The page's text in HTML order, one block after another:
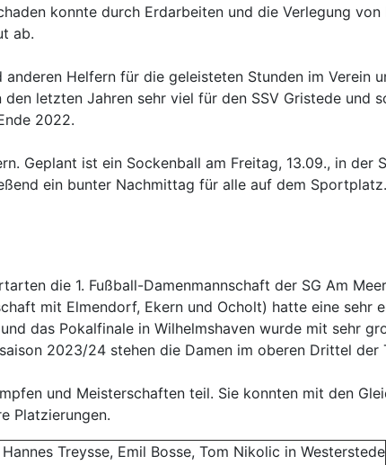
konnte durch Erdarbeiten und die Verlegung von
ab.
Helfern für die geleisteten Stunden im Verein
letzten Jahren sehr viel für den SSV Gristede und
2022.
Geplant ist ein Sockenball am Freitag, 13.09., in der
ein bunter Nachmittag für alle auf dem
die 1. Fußball-Damenmannschaft der SG Am
mit Elmendorf, Ekern und Ocholt) hatte eine sehr
das Pokalfinale in Wilhelmshaven wurde mit sehr
2023/24 stehen die Damen im oberen Drittel der
und Meisterschaften teil. Sie konnten mit den
Platzierungen.
Treysse, Emil Bosse, Tom Nikolic in Westerstede